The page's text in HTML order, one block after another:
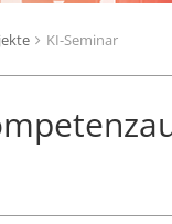
KI-Seminar